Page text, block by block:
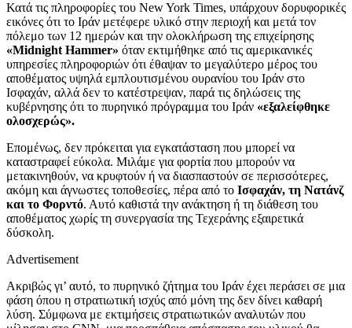
Κατά τις πληροφορίες του New York Times, υπάρχουν δορυφορικές
εικόνες ότι το Ιράν μετέφερε υλικό στην περιοχή και μετά τον
πόλεμο των 12 ημερών και την ολοκλήρωση της επιχείρησης
«Midnight Hammer» όταν εκτιμήθηκε από τις αμερικανικές
υπηρεσίες πληροφοριών ότι έθαψαν το μεγαλύτερο μέρος του
αποθέματος υψηλά εμπλουτισμένου ουρανίου του Ιράν στο
Ισφαχάν, αλλά δεν το κατέστρεψαν, παρά τις δηλώσεις της
κυβέρνησης ότι το πυρηνικό πρόγραμμα του Ιράν «εξαλείφθηκε
ολοσχερώς».
Επομένως, δεν πρόκειται για εγκατάσταση που μπορεί να
καταστραφεί εύκολα. Μιλάμε για φορτία που μπορούν να
μετακινηθούν, να κρυφτούν ή να διασπαστούν σε περισσότερες,
ακόμη και άγνωστες τοποθεσίες, πέρα από το Ισφαχάν, τη Νατάνζ
και το Φορντό. Αυτό καθιστά την ανάκτηση ή τη διάθεση του
αποθέματος χωρίς τη συνεργασία της Τεχεράνης εξαιρετικά
δύσκολη.
Advertisement
Ακριβώς γι’ αυτό, το πυρηνικό ζήτημα του Ιράν έχει περάσει σε μια
φάση όπου η στρατιωτική ισχύς από μόνη της δεν δίνει καθαρή
λύση. Σύμφωνα με εκτιμήσεις στρατιωτικών αναλυτών που